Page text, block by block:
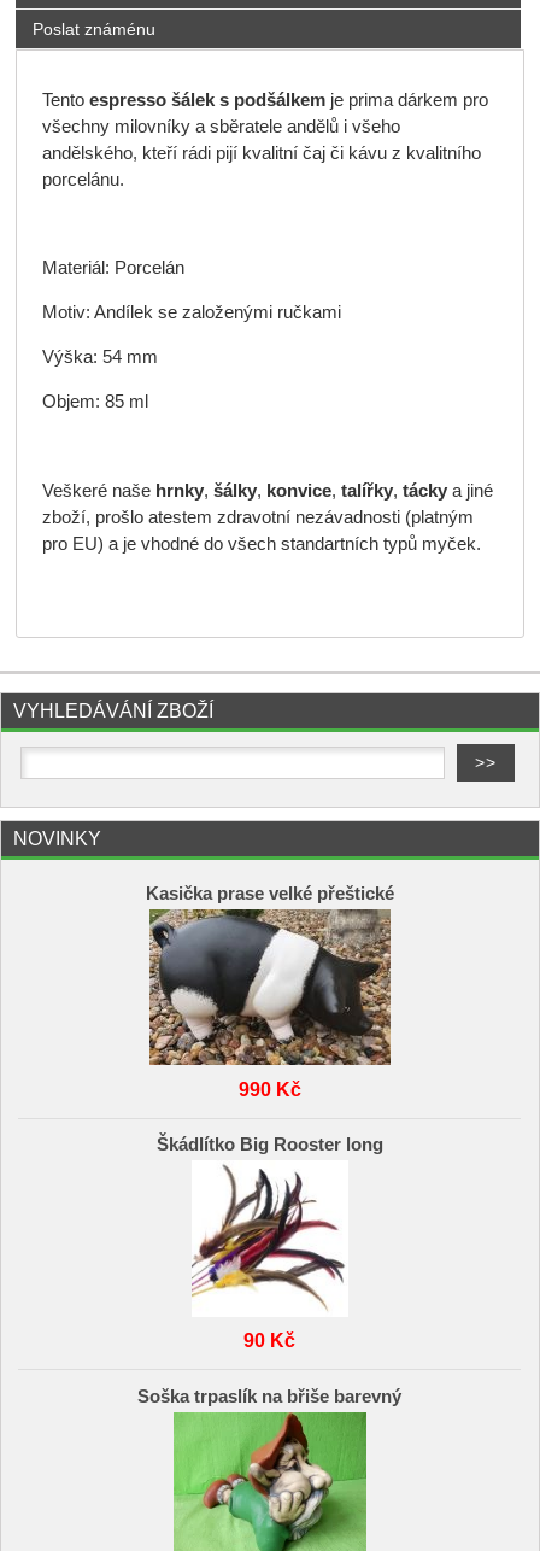
Poslat známénu
Tento espresso šálek s podšálkemje prima dárkem pro
všechny milovníky a sběratele andělů i všeho
andělského, kteří rádi pijí kvalitní čaj či kávu z kvalitního
porcelánu.
Materiál: Porcelán
Motiv: Andílek se založenými ručkami
Výška: 54 mm
Objem: 85 ml
Veškeré našehrnky, šálky, konvice, talířky, táckya jiné
zboží, prošlo atestem zdravotní nezávadnosti (platným
pro EU) a je vhodné do všech standartních typů myček.
VYHLEDÁVÁNÍ ZBOŽÍ
NOVINKY
Kasička prase velké přeštické
990 Kč
Škádlítko Big Rooster long
90 Kč
Soška trpaslík na břiše barevný